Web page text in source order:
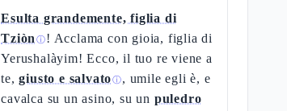
Esulta grandemente, figlia di
Tziòn ⓘ! Acclama con gioia, figlia di
Yerushalàyim! Ecco, il tuo re viene a
te,giusto e salvatoⓘ, umile egli è, e
cavalca su un asino, su un puledro